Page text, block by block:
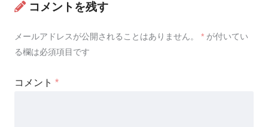
コメントを残す
メールアドレスが公開されることはありません。 * が付いてい
る欄は必須項目です
コメント *